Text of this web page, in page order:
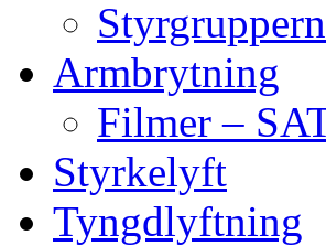
Armbrytning
Filmer –
Styrkelyft
Tyngdlyftning